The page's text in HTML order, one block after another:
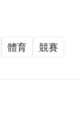
體育 競賽